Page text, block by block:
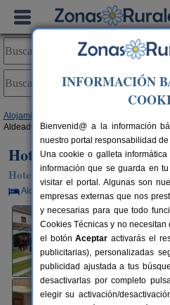
Alojamientos
Aldeaduero
Hotel Rural Aldeaduero
Hotel Rural en Saucelle
Alquiler por habitaciones 20+10
INFORMACIÓN
Bienvenid@ a la información
nuestro portal responsabilidad de
Una cookie o galleta
información que se guarda en
visitar el portal. Algunas son
empresas externas que nos
y necesarias para que todo
Cookies Técnicas y no necesitan
el botónAceptar activarás el
publicitarias), personalizadas
publicidad ajustada a tus
desactivarlas por completo
elegir su activación/